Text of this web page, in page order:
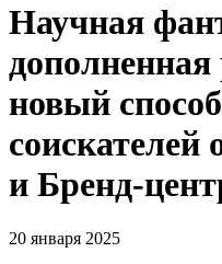
Научная
новый
и Бренд-
20 января 2025